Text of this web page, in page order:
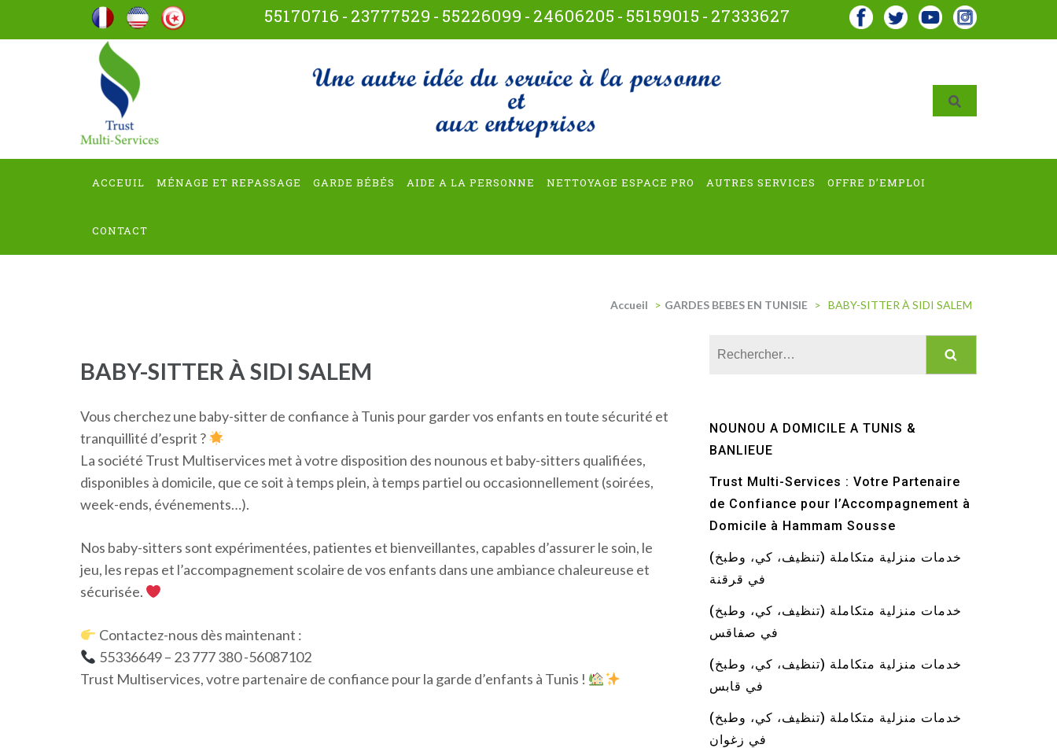
55170716 - 23777529 - 55226099 - 24606205 - 55159015 - 27333627
trust-multiservices
ACCEUIL MÉNAGE ET REPASSAGE GARDE BÉBÉS AIDE A LA PERSONNE NETTOYAGE ESPACE PRO AUTRES SERVICES OFFRE D’EMPLOI
CONTACT
Accueil > GARDES BEBES EN TUNISIE > BABY-SITTER À SIDI SALEM
BABY-SITTER À SIDI SALEM
Vous cherchez une baby-sitter de confiance à Tunis pour garder vos enfants en toute sécurité et
tranquillité d’esprit ?
La société Trust Multiservices met à votre disposition des nounous et baby-sitters qualifiées,
disponibles à domicile, que ce soit à temps plein, à temps partiel ou occasionnellement (soirées,
week-ends, événements…).
Nos baby-sitters sont expérimentées, patientes et bienveillantes, capables d’assurer le soin, le
jeu, les repas et l’accompagnement scolaire de vos enfants dans une ambiance chaleureuse et
sécurisée.
Contactez-nous dès maintenant :
55336649 – 23 777 380 -56087102
Trust Multiservices, votre partenaire de confiance pour la garde d’enfants à Tunis !
Rechercher :
NOUNOU A DOMICILE A TUNIS &
BANLIEUE
Trust Multi-Services : Votre Partenaire
de Confiance pour l’Accompagnement à
Domicile à Hammam Sousse
خدمات منزلية متكاملة (تنظيف، كي، وطبخ)
في قرقنة
خدمات منزلية متكاملة (تنظيف، كي، وطبخ)
في صفاقس
خدمات منزلية متكاملة (تنظيف، كي، وطبخ)
في قابس
خدمات منزلية متكاملة (تنظيف، كي، وطبخ)
في زغوان